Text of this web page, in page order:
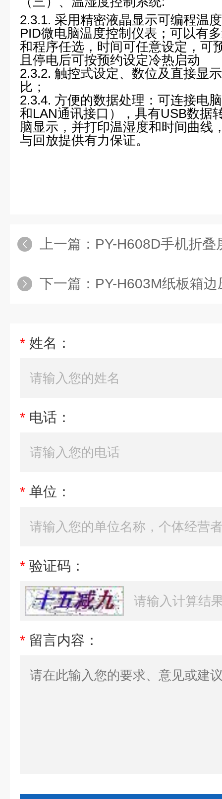
2.3.1. 采用精密液晶显示可编程温
PID微电脑温度控制仪表；可以有
和程序任选，时间可任意设定，可
且停电后可按预约设定冷热启动
2.3.2. 触控式设定、数位及直接显
比；
2.3.4. 方便的数据处理：可连接电
和LAN通讯接口），具有USB数据
脑显示，并打印温湿度和时间曲线
与回放提供有力保证。
上一篇： PY-H608D手机折叠屏
下一篇： PY-H603M纸板箱边压强度
* 姓名：
* 电话：
* 单位：
* 验证码：
* 留言内容：